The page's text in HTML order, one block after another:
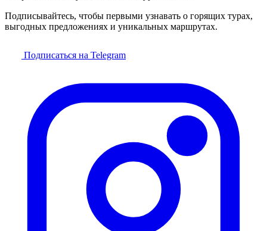
Подписывайтесь, чтобы первыми узнавать о горящих турах,
выгодных предложениях и уникальных маршрутах.
Подписаться на Telegram